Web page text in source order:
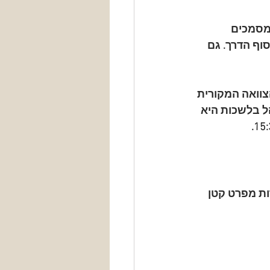
הדרך. גם
המקורית
בלשכות היא
.
מפרט קטן